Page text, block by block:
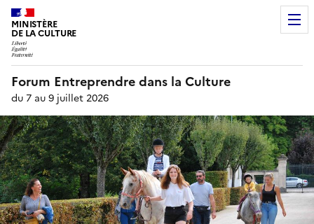
MINISTÈRE
DE LA CULTURE
Forum Entreprendre dans la Culture
du 7 au 9 juillet 2026